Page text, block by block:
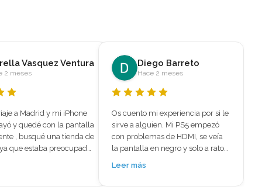
Barreto
2 meses
experiencia por si le
Mi PS5 empezó
de HDMI, se veía
negro y solo a ratos
pensaba que la tenía
marleni melendez
Hace 5 meses
⭐⭐⭐⭐⭐ El mejor sitio para reparar
iPhone 15 Plus – Reparación
rápida y profesional
encantoBuscaba un sitio
especializado en reparación de
Leer más